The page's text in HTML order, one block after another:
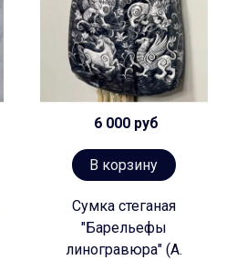
6 000 руб
В корзину
Сумка стеганая
"Барельефы
линогравюра" (А.